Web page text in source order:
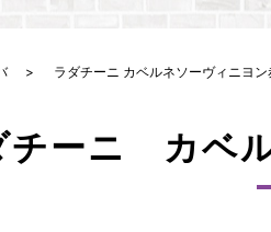
ラダチーニ カベルネソーヴィニヨン
チーニ カベ